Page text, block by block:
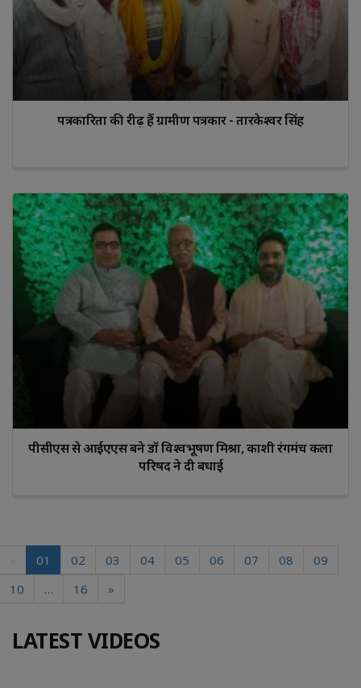
पत्रकारिता की रीढ़ हैं ग्रामीण पत्रकार - तारकेश्वर सिंह
पीसीएस से आईएएस बने डॉ विश्वभूषण मिश्रा, काशी रंगमंच कला
परिषद ने दी बधाई
01 02 03 04 05 06 07 08
09
10
… 16 »
LATEST VIDEOS